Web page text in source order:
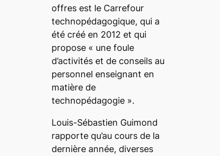
offres est le Carrefour
technopédagogique, qui a
été créé en 2012 et qui
propose « une foule
d’activités et de conseils au
personnel enseignant en
matière de
technopédagogie ».
Louis-Sébastien Guimond
rapporte qu’au cours de la
dernière année, diverses